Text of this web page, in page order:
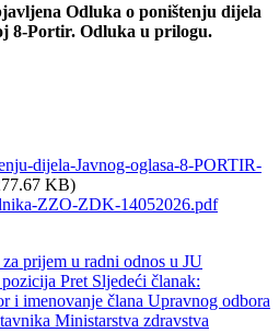
Odluka o poništenju dijela
8-Portir. Odluka u prilogu.
dijela-Javnog-oglasa-8-PORTIR-
KB)
ZZO-ZDK-14052026.pdf
prijem u radni odnos u JU
Pret Sljedeći članak:
i imenovanje člana Upravnog odbora
Ministarstva zdravstva